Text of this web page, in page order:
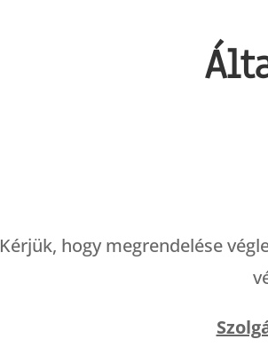
Kérjük, hogy megrendelése